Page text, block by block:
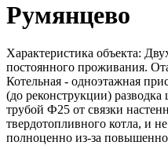
Румянцево
Характеристика объекта:
постоянного проживания.
Котельная - одноэтажная
(до реконструкции)
трубой Ф25 от связки
твердотопливного котла, и
полноценно из-за